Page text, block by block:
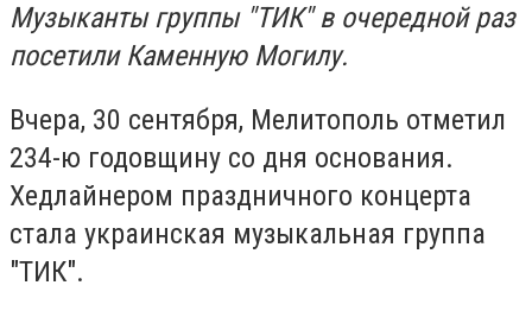
Музыканты группы "ТИК" в очередной раз
посетили Каменную Могилу.
Вчера, 30 сентября, Мелитополь отметил
234-ю годовщину со дня основания.
Хедлайнером праздничного концерта
стала украинская музыкальная группа
"ТИК".